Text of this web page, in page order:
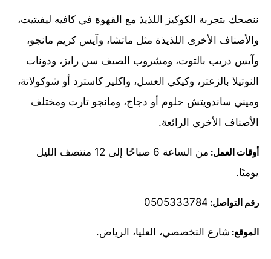
ننصحك بتجربة الكوكيز اللذيذ مع القهوة في كافيه ليفيتيت،
والأصناف الأخرى اللذيذة مثل ماتشا، وآيس كريم مانجو،
وآيس دريب بالتوت، ومشروب الصيف سن رايز، ودونات
النوتيلا بالزعتر، وكيكي العسل، واكلير كاسترد أو شوكولاتة،
وميني ساندويتش حلوم أو دجاج، ومانجو تارت ومختلف
الأصناف الأخرى الرائعة.
أوقات العمل:
من الساعة 6 صباحًا إلى 12 منتصف الليل
يوميًا.
رقم التواصل: 0505333784
الموقع: شارع التخصصي، العليا، الرياض.